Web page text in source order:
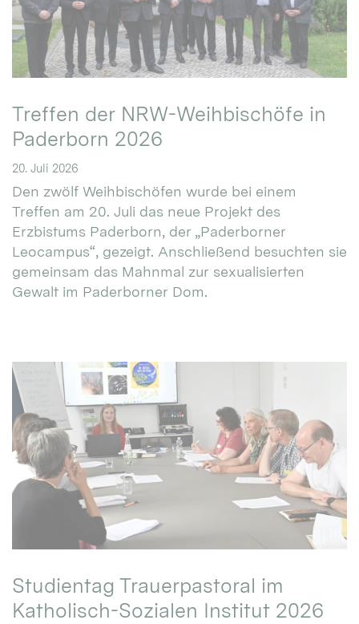
Treffen der NRW-Weihbischöfe in
Paderborn 2026
20. Juli 2026
Den zwölf Weihbischöfen wurde bei einem
Treffen am 20. Juli das neue Projekt des
Erzbistums Paderborn, der „Paderborner
Leocampus“, gezeigt. Anschließend besuchten sie
gemeinsam das Mahnmal zur sexualisierten
Gewalt im Paderborner Dom.
Studientag Trauerpastoral im
Katholisch-Sozialen Institut 2026